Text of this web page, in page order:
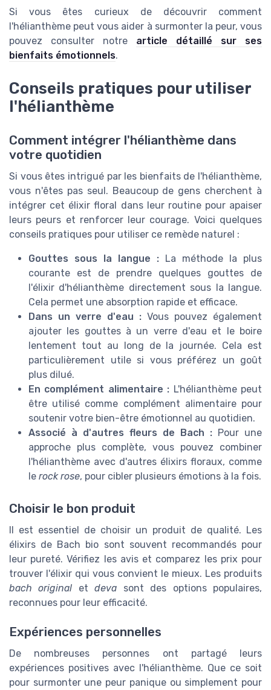
Si vous êtes curieux de découvrir comment
l'hélianthème peut vous aider à surmonter la peur, vous
pouvez consulter notre article détaillé sur ses
bienfaits émotionnels.
Conseils pratiques pour utiliser
l'hélianthème
Comment intégrer l'hélianthème dans
votre quotidien
Si vous êtes intrigué par les bienfaits de l'hélianthème,
vous n'êtes pas seul. Beaucoup de gens cherchent à
intégrer cet élixir floral dans leur routine pour apaiser
leurs peurs et renforcer leur courage. Voici quelques
conseils pratiques pour utiliser ce remède naturel :
Gouttes sous la langue : La méthode la plus
courante est de prendre quelques gouttes de
l'élixir d'hélianthème directement sous la langue.
Cela permet une absorption rapide et efficace.
Dans un verre d'eau : Vous pouvez également
ajouter les gouttes à un verre d'eau et le boire
lentement tout au long de la journée. Cela est
particulièrement utile si vous préférez un goût
plus dilué.
En complément alimentaire : L'hélianthème peut
être utilisé comme complément alimentaire pour
soutenir votre bien-être émotionnel au quotidien.
Associé à d'autres fleurs de Bach : Pour une
approche plus complète, vous pouvez combiner
l'hélianthème avec d'autres élixirs floraux, comme
le rock rose, pour cibler plusieurs émotions à la fois.
Choisir le bon produit
Il est essentiel de choisir un produit de qualité. Les
élixirs de Bach bio sont souvent recommandés pour
leur pureté. Vérifiez les avis et comparez les prix pour
trouver l'élixir qui vous convient le mieux. Les produits
bach original etdeva sont des options populaires,
reconnues pour leur efficacité.
Expériences personnelles
De nombreuses personnes ont partagé leurs
expériences positives avec l'hélianthème. Que ce soit
pour surmonter une peur panique ou simplement pour